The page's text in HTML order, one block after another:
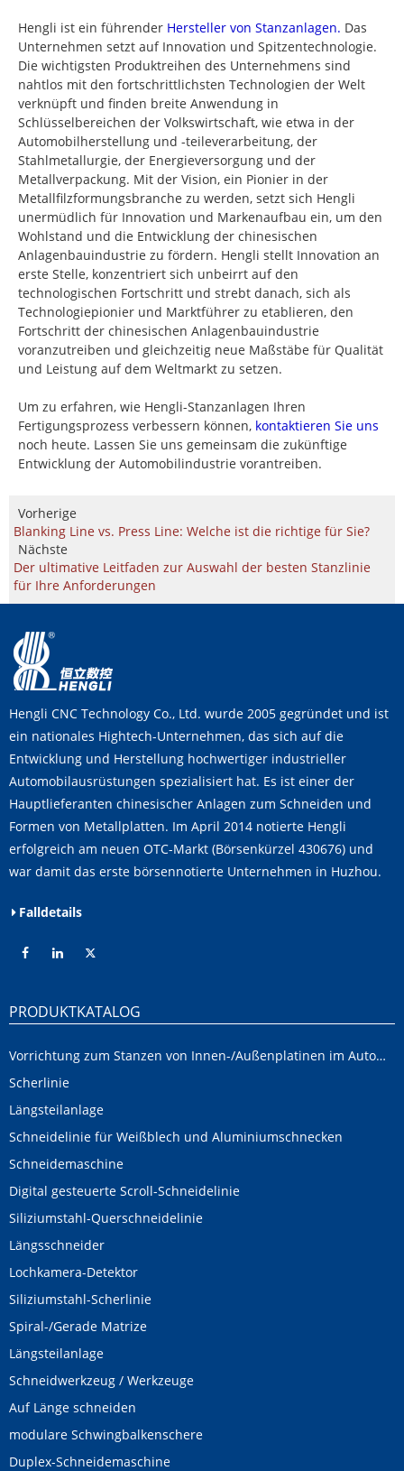
Hengli ist ein führender Hersteller von Stanzanlagen. Das
Unternehmen setzt auf Innovation und Spitzentechnologie.
Die wichtigsten Produktreihen des Unternehmens sind
nahtlos mit den fortschrittlichsten Technologien der Welt
verknüpft und finden breite Anwendung in
Schlüsselbereichen der Volkswirtschaft, wie etwa in der
Automobilherstellung und -teileverarbeitung, der
Stahlmetallurgie, der Energieversorgung und der
Metallverpackung. Mit der Vision, ein Pionier in der
Metallfilzformungsbranche zu werden, setzt sich Hengli
unermüdlich für Innovation und Markenaufbau ein, um den
Wohlstand und die Entwicklung der chinesischen
Anlagenbauindustrie zu fördern. Hengli stellt Innovation an
erste Stelle, konzentriert sich unbeirrt auf den
technologischen Fortschritt und strebt danach, sich als
Technologiepionier und Marktführer zu etablieren, den
Fortschritt der chinesischen Anlagenbauindustrie
voranzutreiben und gleichzeitig neue Maßstäbe für Qualität
und Leistung auf dem Weltmarkt zu setzen.
Um zu erfahren, wie Hengli-Stanzanlagen Ihren
Fertigungsprozess verbessern können, kontaktieren Sie uns
noch heute. Lassen Sie uns gemeinsam die zukünftige
Entwicklung der Automobilindustrie vorantreiben.
Vorherige
Blanking Line vs. Press Line: Welche ist die richtige für Sie?
Nächste
Der ultimative Leitfaden zur Auswahl der besten Stanzlinie
für Ihre Anforderungen
Hengli CNC Technology Co., Ltd. wurde 2005 gegründet und ist
ein nationales Hightech-Unternehmen, das sich auf die
Entwicklung und Herstellung hochwertiger industrieller
Automobilausrüstungen spezialisiert hat. Es ist einer der
Hauptlieferanten chinesischer Anlagen zum Schneiden und
Formen von Metallplatten. Im April 2014 notierte Hengli
erfolgreich am neuen OTC-Markt (Börsenkürzel 430676) und
war damit das erste börsennotierte Unternehmen in Huzhou.
Falldetails
PRODUKTKATALOG
Vorrichtung zum Stanzen von Innen-/Außenplatinen im Automobilbereich
Scherlinie
Längsteilanlage
Schneidelinie für Weißblech und Aluminiumschnecken
Schneidemaschine
Digital gesteuerte Scroll-Schneidelinie
Siliziumstahl-Querschneidelinie
Längsschneider
Lochkamera-Detektor
Siliziumstahl-Scherlinie
Spiral-/Gerade Matrize
Längsteilanlage
Schneidwerkzeug / Werkzeuge
Auf Länge schneiden
modulare Schwingbalkenschere
Duplex-Schneidemaschine